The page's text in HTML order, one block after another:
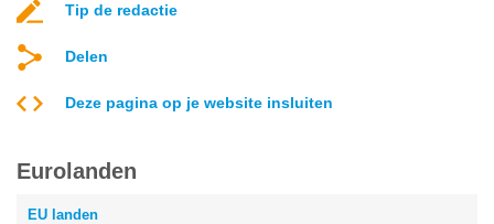
Tip de redactie
Delen
Deze pagina op je website insluiten
Eurolanden
EU landen